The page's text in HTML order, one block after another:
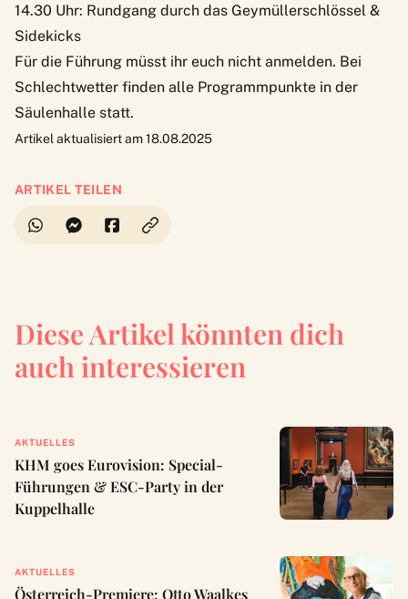
14.30 Uhr: Rundgang durch das Geymüllerschlössel &
Sidekicks
Für die Führung müsst ihr euch nicht anmelden. Bei
Schlechtwetter finden alle Programmpunkte in der
Säulenhalle statt.
Artikel aktualisiert am 18.08.2025
ARTIKEL TEILEN
Diese Artikel könnten dich
auch interessieren
AKTUELLES
KHM goes Eurovision: Special-
Führungen & ESC-Party in der
Kuppelhalle
AKTUELLES
Österreich-Premiere: Otto Waalkes